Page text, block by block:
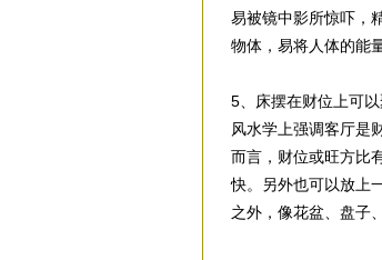
易被镜中影所惊吓，
物体，易将人体的能
5、床摆在财位上可以
风水学上强调客厅是
而言，财位或旺方比
快。另外也可以放上
之外，像花盆、盘子